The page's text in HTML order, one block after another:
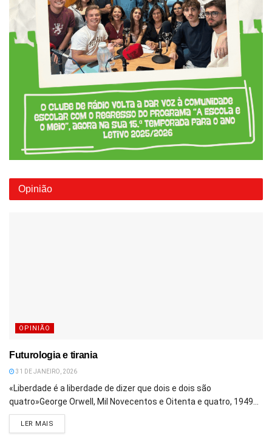
Opinião
OPINIÃO
Futurologia e tirania
31 DE JANEIRO, 2026
«Liberdade é a liberdade de dizer que dois e dois são
quatro»George Orwell, Mil Novecentos e Oitenta e quatro, 1949...
LER MAIS